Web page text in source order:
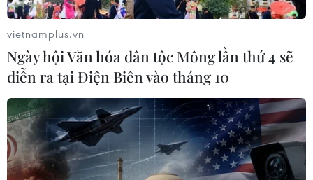
TIN CÙNG CHUYÊN MỤC
7 học sinh đội tuyển Việt Nam đoạt
huy chương tại Olympic AI quốc tế
07/08/2026 15:27
vietnamplus.vn
Ngày hội Văn hóa dân tộc Mông lần thứ 4 sẽ
diễn ra tại Điện Biên vào tháng 10